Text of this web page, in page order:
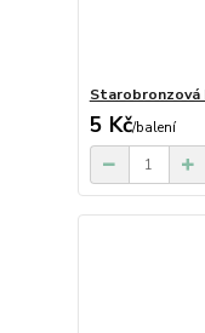
Starobronzová
5 Kč/balení